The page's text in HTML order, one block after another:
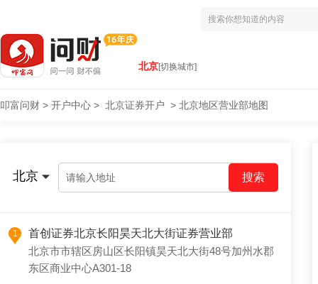
北京[切换城市]
叩富问财 > 开户中心 > 北京证券开户 > 北京地区营业部地图
北京 请输入地址
1 首创证券北京长阳昊天北大街证券营业部
北京市市辖区房山区长阳镇昊天北大街48号加州水郡
东区商业中心A301-18